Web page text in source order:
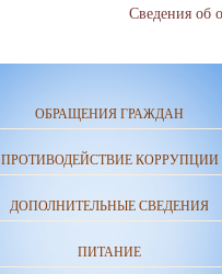
ОБРАЩЕНИЯ ГРАЖДАН
ПРОТИВОДЕЙСТВИЕ КОРРУПЦИИ
ДОПОЛНИТЕЛЬНЫЕ СВЕДЕНИЯ
ПИТАНИЕ
Сведения об